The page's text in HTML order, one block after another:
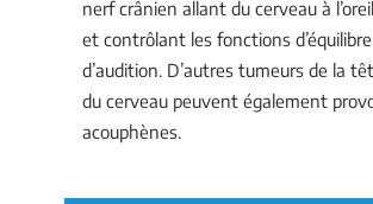
nerf crânien allant du cerveau à
et contrôlant les fonctions
d’audition. D’autres tumeurs de la
du cerveau peuvent également
acouphènes.